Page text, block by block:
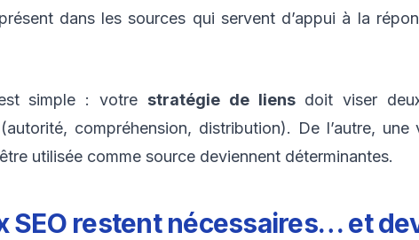
dans les sources qui servent d’appui à la
simple : votre stratégie de liensdoit viser
compréhension, distribution). De l’autre,
utilisée comme source deviennent déterminantes.
SEO restent nécessaires… et